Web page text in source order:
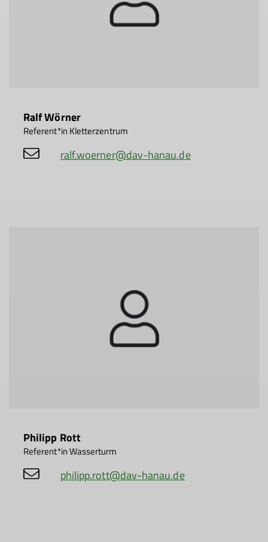
Ralf Wörner
Referent*in Kletterzentrum
ralf.woerner@dav-hanau.de
Philipp Rott
Referent*in Wasserturm
philipp.rott@dav-hanau.de